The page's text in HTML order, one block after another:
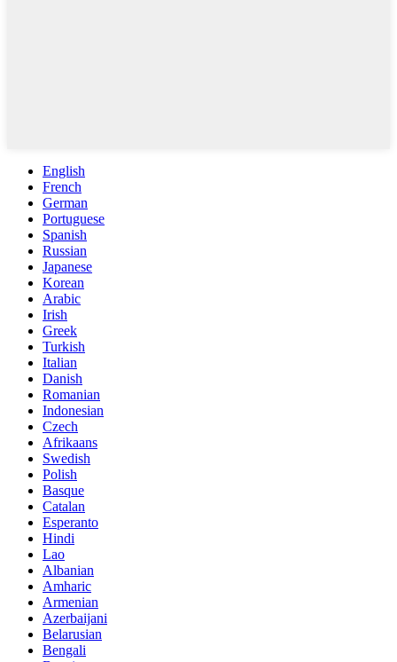
English
French
German
Portuguese
Spanish
Russian
Japanese
Korean
Arabic
Irish
Greek
Turkish
Italian
Danish
Romanian
Indonesian
Czech
Afrikaans
Swedish
Polish
Basque
Catalan
Esperanto
Hindi
Lao
Albanian
Amharic
Armenian
Azerbaijani
Belarusian
Bengali